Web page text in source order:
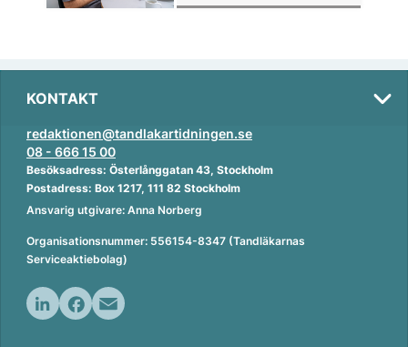
KONTAKT
redaktionen@tandlakartidningen.se
08 - 666 15 00
Besöksadress: Österlånggatan 43, Stockholm
Postadress: Box 1217, 111 82 Stockholm
Ansvarig utgivare: Anna Norberg
Organisationsnummer: 556154-8347 (Tandläkarnas
Serviceaktiebolag)